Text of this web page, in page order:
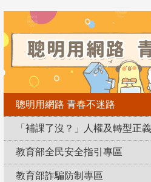
聰明用網路 青春不迷路
「補課了沒？」人權及轉型正
教育部全民安全指引專區
教育部詐騙防制專區